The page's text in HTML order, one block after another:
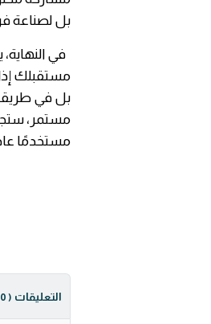
بل لصناعة
مستقبلك
بل في طريقة
مستمر،
مستخدمًا
التعليقات ( 10 )